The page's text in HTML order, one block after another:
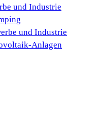
und Industrie
und Industrie
Anlagen